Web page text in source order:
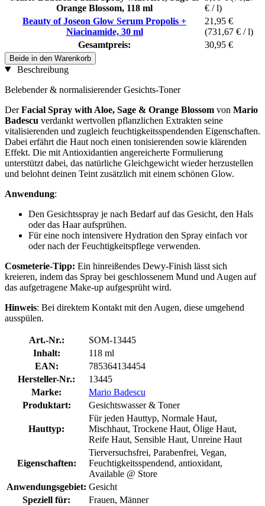
Orange Blossom, 118 ml
€ / l)
Beauty of Joseon Glow Serum Propolis +
Niacinamide, 30 ml
21,95 €
(731,67 € / l)
Gesamtpreis:
30,95 €
Beide in den Warenkorb
Beschreibung
Belebender & normalisierender Gesichts-Toner
DerFacial Spray with Aloe, Sage & Orange Blossom von Mario
Badescu verdankt wertvollen pflanzlichen Extrakten seine
vitalisierenden und zugleich feuchtigkeitsspendenden Eigenschaften.
Dabei erfährt die Haut noch einen tonisierenden sowie klärenden
Effekt. Die mit Antioxidantien angereicherte Formulierung
unterstützt dabei, das natürliche Gleichgewicht wieder herzustellen
und belohnt deinen Teint zusätzlich mit einem schönen Glow.
Anwendung:
Den Gesichtsspray je nach Bedarf auf das Gesicht, den Hals
oder das Haar aufsprühen.
Für eine noch intensivere Hydration den Spray einfach vor
oder nach der Feuchtigkeitspflege verwenden.
Cosmeterie-Tipp: Ein hinreißendes Dewy-Finish lässt sich
kreieren, indem das Spray bei geschlossenem Mund und Augen auf
das aufgetragene Make-up aufgesprüht wird.
Hinweis: Bei direktem Kontakt mit den Augen, diese umgehend
ausspülen.
Art.-Nr.:
SOM-13445
Inhalt:
118 ml
EAN:
785364134454
Hersteller-Nr.:
13445
Marke:
Mario Badescu
Produktart:
Gesichtswasser & Toner
Hauttyp:
Für jeden Hauttyp, Normale Haut,
Mischhaut, Trockene Haut, Ölige Haut,
Reife Haut, Sensible Haut, Unreine Haut
Eigenschaften:
Tierversuchsfrei, Parabenfrei, Vegan,
Feuchtigkeitsspendend, antioxidant,
Available @ Store
Anwendungsgebiet: Gesicht
Speziell für:
Frauen, Männer